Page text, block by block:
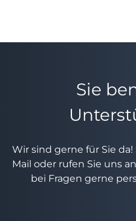
Sie
Wir sind gerne für Sie
Mail oder rufen Sie uns
bei Fragen gerne